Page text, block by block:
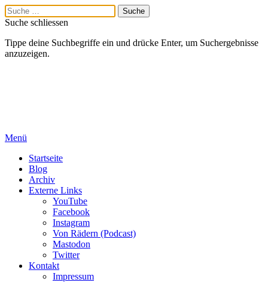
Suche schliessen
Tippe deine Suchbegriffe ein und drücke Enter, um Suchergebnisse
anzuzeigen.
Menü
Startseite
Blog
Archiv
Externe Links
YouTube
Facebook
Instagram
Von Rädern (Podcast)
Mastodon
Twitter
Kontakt
Impressum